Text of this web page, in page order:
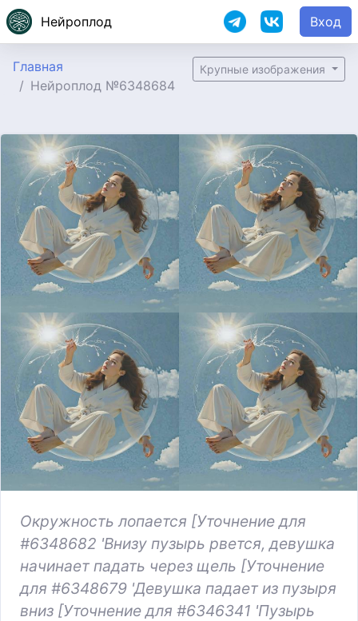
Нейроплод Вход
Главная
Нейроплод №6348684
Крупные изображения
Окружность лопается [Уточнение для
#6348682 'Внизу пузырь рвется, девушка
начинает падать через щель [Уточнение
для #6348679 'Девушка падает из пузыря
вниз [Уточнение для #6346341 'Пузырь